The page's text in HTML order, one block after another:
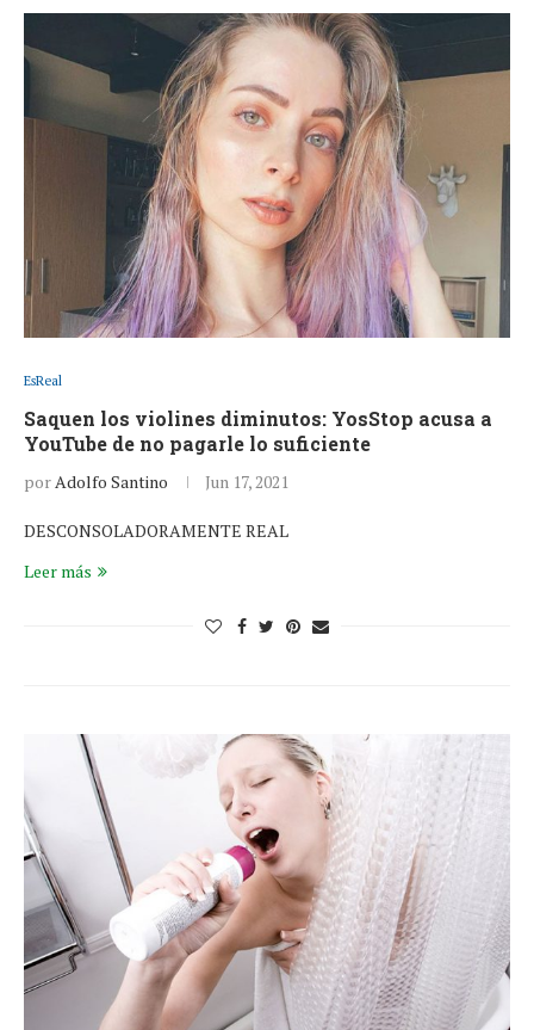
EsReal
Saquen los violines diminutos: YosStop acusa a
YouTube de no pagarle lo suficiente
porAdolfo Santino Jun 17, 2021
DESCONSOLADORAMENTE REAL
Leer más